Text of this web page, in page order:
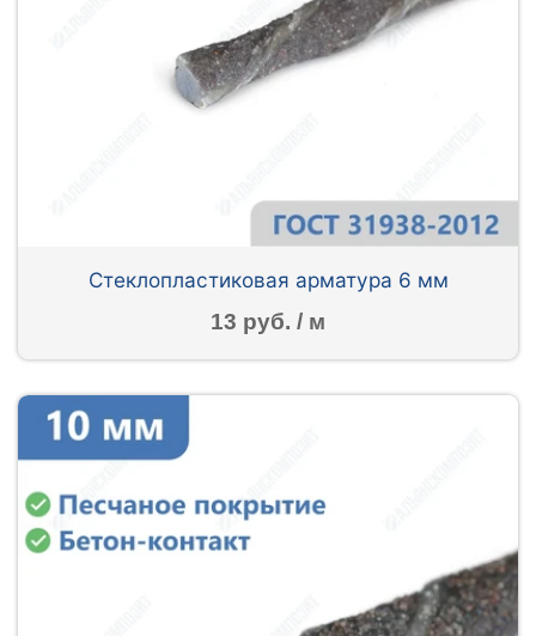
Стеклопластиковая арматура 6 мм
13 руб. / м